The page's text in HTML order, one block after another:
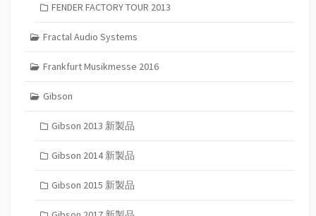
FENDER FACTORY TOUR 2013
Fractal Audio Systems
Frankfurt Musikmesse 2016
Gibson
Gibson 2013 新製品
Gibson 2014 新製品
Gibson 2015 新製品